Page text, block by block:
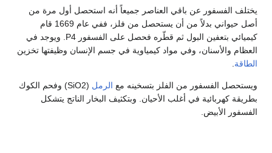
يختلف الفسفور عن باقي العناصر جميعاً أنه استحصل أول مرة من
أصل حيواني بدلاً من أن يستحصل من فلز، ففي عام 1669 قام
كيميائي بتعفين البول ثم قطّره فحصل على الفسفور P4. ويوجد في
العظام والأسنان، وفي مواد كيمياوية في جسم الإنسان وظيفتها تخزين
الطاقة
ويستحصل الفسفور من الفلز بتسخينه مع الرمل
(SiO2) وفحم الكوك
بطريقة كهربائية في أغلب الأحيان. وبتكثيف البخار الناتج يتشكل
الفسفور الأبيض.